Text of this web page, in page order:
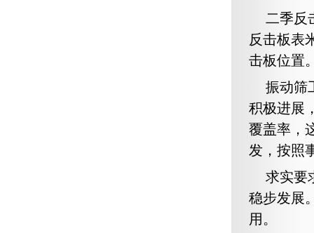
二季反
反击板表
击板位置
振动筛
积极进展
覆盖率，
发，按照
求实要
稳步发展
用。